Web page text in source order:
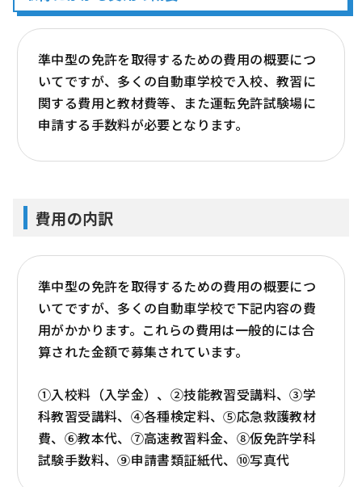
準中型の免許を取得するための費用の概要につ
いてですが、多くの自動車学校で入校、教習に
関する費用と教材費等、また運転免許試験場に
申請する手数料が必要となります。
費用の内訳
準中型の免許を取得するための費用の概要につ
いてですが、多くの自動車学校で下記内容の費
用がかかります。これらの費用は一般的には合
算された金額で募集されています。
①入校料（入学金）、②技能教習受講料、③学
科教習受講料、④各種検定料、⑤応急救護教材
費、⑥教本代、⑦高速教習料金、⑧仮免許学科
試験手数料、⑨申請書類証紙代、⑩写真代